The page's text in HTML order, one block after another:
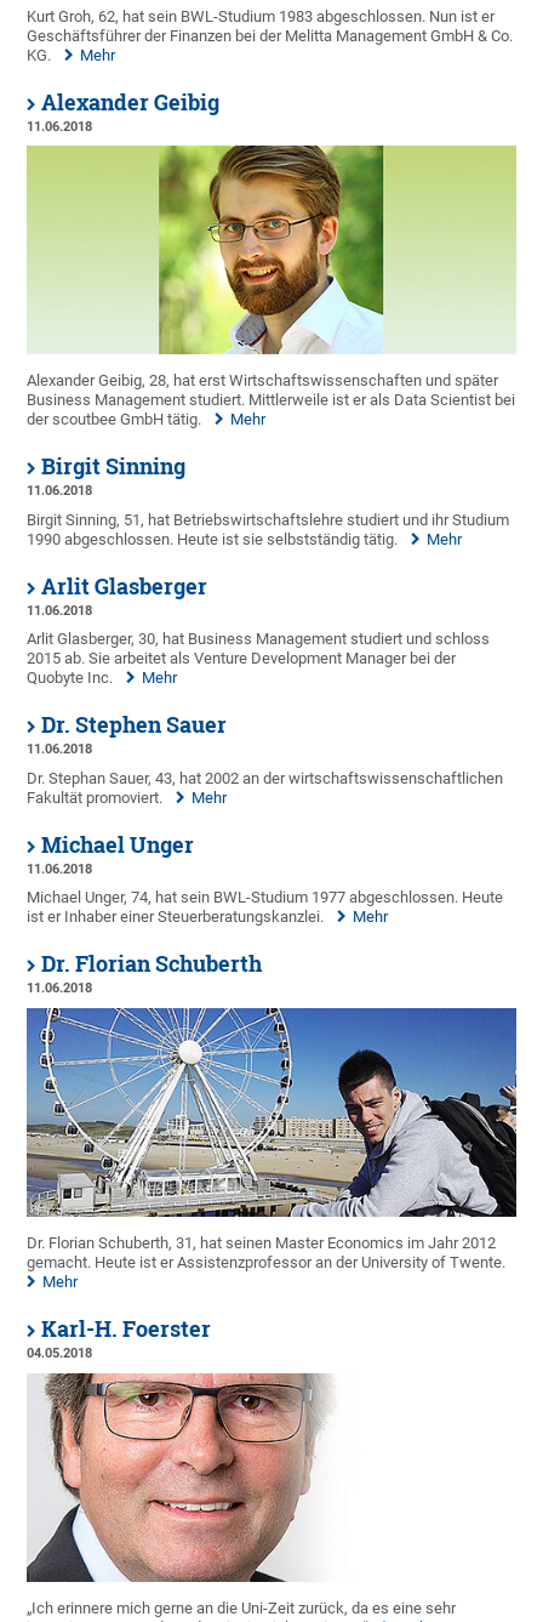
Kurt Groh, 62, hat sein BWL-Studium 1983 abgeschlossen. Nun ist er
Geschäftsführer der Finanzen bei der Melitta Management GmbH & Co.
KG.
Mehr
Alexander Geibig
11.06.2018
Alexander Geibig, 28, hat erst Wirtschaftswissenschaften und später
Business Management studiert. Mittlerweile ist er als Data Scientist bei
der scoutbee GmbH tätig.
Mehr
Birgit Sinning
11.06.2018
Birgit Sinning, 51, hat Betriebswirtschaftslehre studiert und ihr Studium
1990 abgeschlossen. Heute ist sie selbstständig tätig.
Mehr
Arlit Glasberger
11.06.2018
Arlit Glasberger, 30, hat Business Management studiert und schloss
2015 ab. Sie arbeitet als Venture Development Manager bei der
Quobyte Inc.
Mehr
Dr. Stephen Sauer
11.06.2018
Dr. Stephan Sauer, 43, hat 2002 an der wirtschaftswissenschaftlichen
Fakultät promoviert.
Mehr
Michael Unger
11.06.2018
Michael Unger, 74, hat sein BWL-Studium 1977 abgeschlossen. Heute
ist er Inhaber einer Steuerberatungskanzlei.
Mehr
Dr. Florian Schuberth
11.06.2018
Dr. Florian Schuberth, 31, hat seinen Master Economics im Jahr 2012
gemacht. Heute ist er Assistenzprofessor an der University of Twente.
Mehr
Karl-H. Foerster
04.05.2018
„Ich erinnere mich gerne an die Uni-Zeit zurück, da es eine sehr